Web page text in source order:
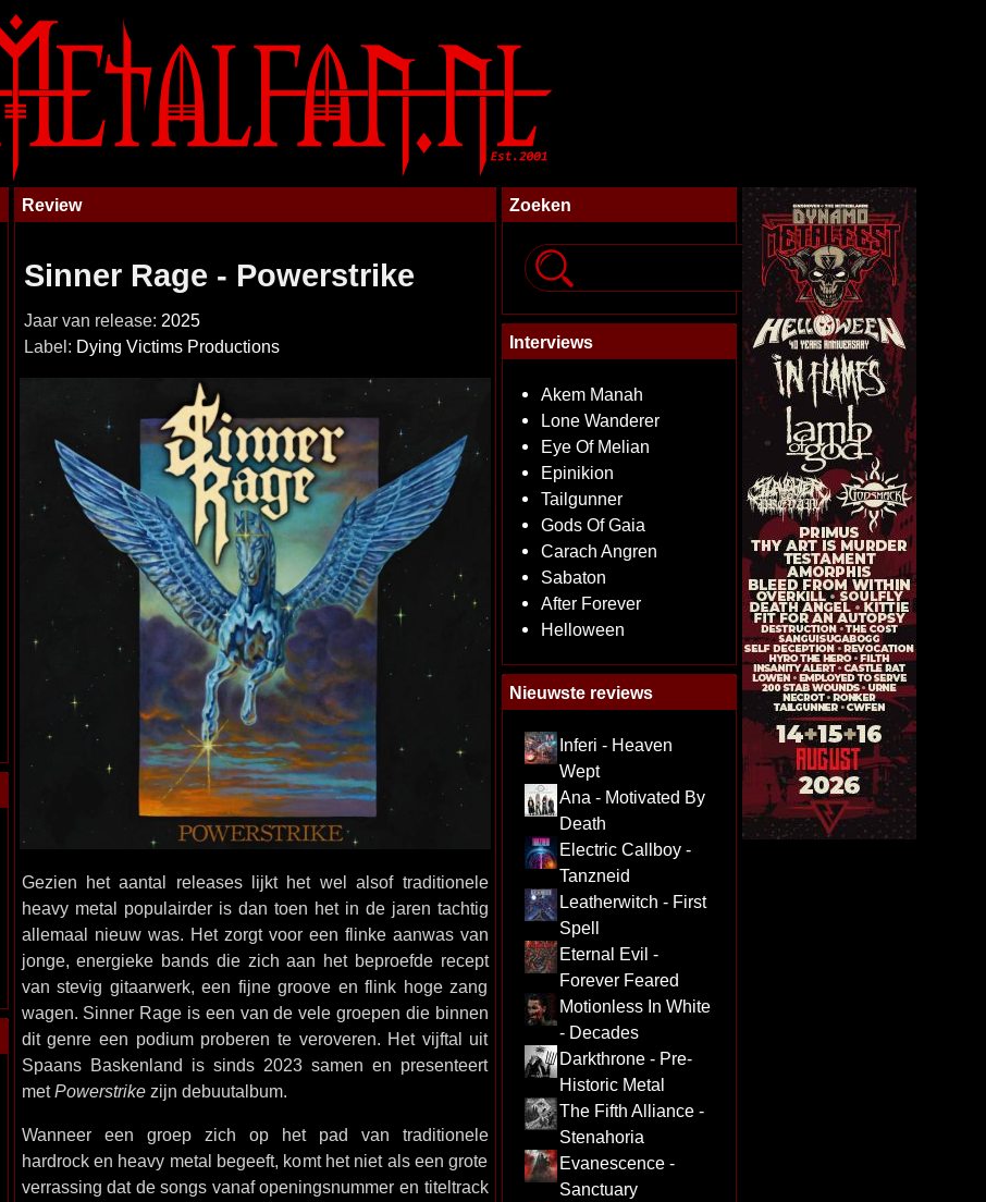
Review
Sinner Rage - Powerstrike
Jaar van release: 2025
Label: Dying Victims Productions
Gezien het aantal releases lijkt het wel alsof traditionele
heavy metal populairder is dan toen het in de jaren tachtig
allemaal nieuw was. Het zorgt voor een flinke aanwas van
jonge, energieke bands die zich aan het beproefde recept
van stevig gitaarwerk, een fijne groove en flink hoge zang
wagen. Sinner Rage is een van de vele groepen die binnen
dit genre een podium proberen te veroveren. Het vijftal uit
Spaans Baskenland is sinds 2023 samen en presenteert
metPowerstrikezijn debuutalbum.
Wanneer een groep zich op het pad van traditionele
hardrock en heavy metal begeeft, komt het niet als een grote
verrassing dat de songs vanaf openingsnummer en titeltrack
Zoeken
Interviews
Akem Manah
Lone Wanderer
Eye Of Melian
Epinikion
Tailgunner
Gods Of Gaia
Carach Angren
Sabaton
After Forever
Helloween
Nieuwste reviews
Inferi - Heaven
Wept
Ana - Motivated By
Death
Electric Callboy -
Tanzneid
Leatherwitch - First
Spell
Eternal Evil -
Forever Feared
Motionless In White
- Decades
Darkthrone - Pre-
Historic Metal
The Fifth Alliance -
Stenahoria
Evanescence -
Sanctuary